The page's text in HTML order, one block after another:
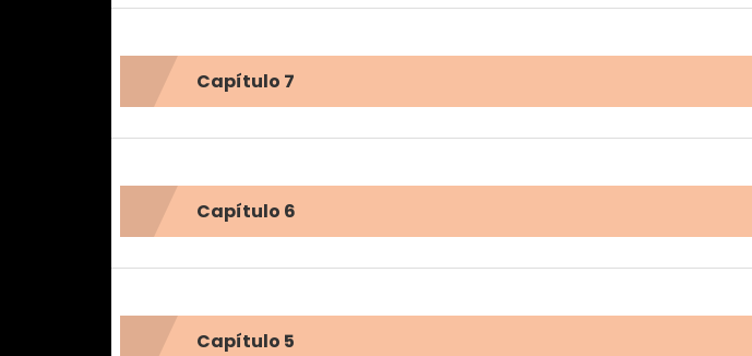
Capítulo 7
Capítulo 6
Capítulo 5